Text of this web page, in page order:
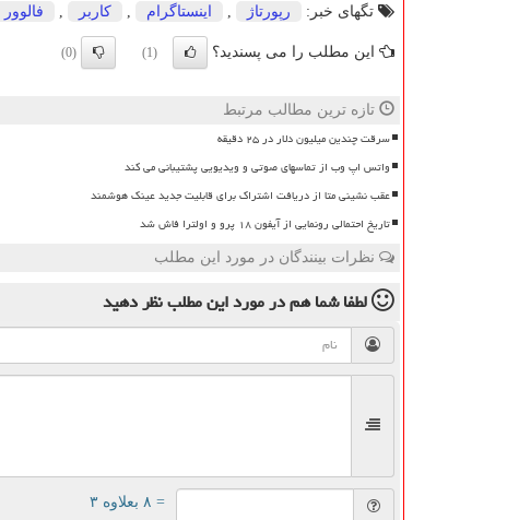
تگهای خبر: رپورتاژ اینستاگرام كاربر فالوور
این مطلب را می پسندید؟ (1)
(0)
تازه ترین مطالب مرتبط
سرقت چندین میلیون دلار در ۲۵ دقیقه
واتس اپ وب از تماسهای صوتی و ویدیویی پشتیبانی می کند
عقب نشینی متا از دریافت اشتراک برای قابلیت جدید عینک هوشمند
تاریخ احتمالی رونمایی از آیفون ۱۸ پرو و اولترا فاش شد
نظرات بینندگان در مورد این مطلب
لطفا شما همدر مورد این مطلبنظر دهید
= ۸ بعلاوه ۳